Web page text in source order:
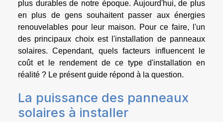
plus durables de notre époque. Aujourd'hui, de plus
en plus de gens souhaitent passer aux énergies
renouvelables pour leur maison. Pour ce faire, l'un
des principaux choix est l'installation de panneaux
solaires. Cependant, quels facteurs influencent le
coût et le rendement de ce type d'installation en
réalité ? Le présent guide répond à la question.
La puissance des panneaux
solaires à installer